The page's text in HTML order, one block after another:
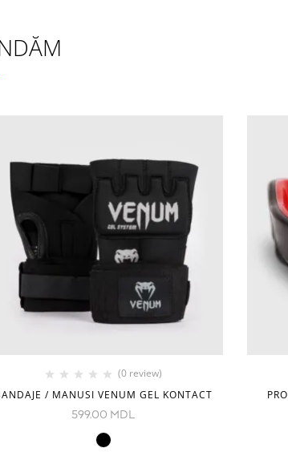
(0 review)
/ MANUSI VENUM GEL KONTACT
599.00 MDL